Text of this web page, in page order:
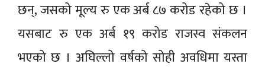
छन्, जसको मूल्य रु एक अर्ब ८७ करोड रहेको छ ।
यसबाट रु एक अर्ब १९ करोड राजस्व संकलन
भएको छ । अघिल्लो वर्षको सोही अवधिमा यस्ता